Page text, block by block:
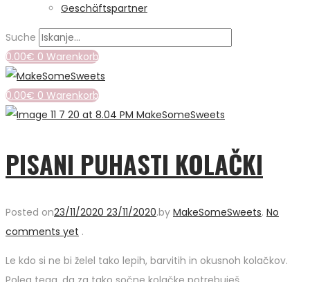
Geschäftspartner
Suche
0.00€ 0 Warenkorb
0.00€ 0 Warenkorb
PISANI PUHASTI KOLAČKI
Posted on23/11/2020 23/11/2020.by MakeSomeSweets. No
comments yet .
Le kdo si ne bi želel tako lepih, barvitih in okusnoh kolačkov.